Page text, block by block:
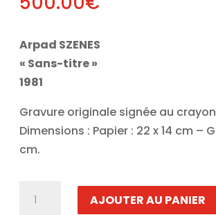
Arpad SZENES
« Sans-titre »
1981
Gravure originale signée au
Dimensions : Papier : 22 x 14 cm –
cm.
AJOUTER AU PANIER